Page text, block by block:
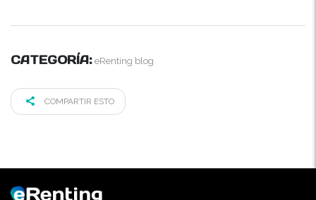
CATEGORÍA: eRenting blog
COMPARTIR ESTO